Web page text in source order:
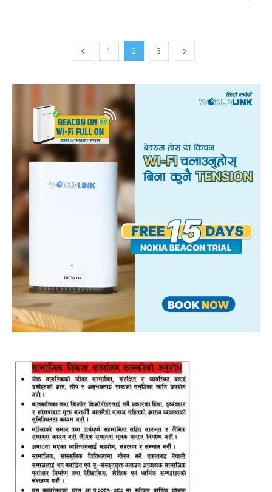
1 2 3